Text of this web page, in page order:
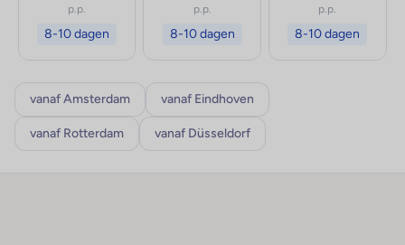
p.p.
8-10 dagen
p.p.
8-10 dagen
p.p.
8-10 dagen
vanaf Amsterdam vanaf Eindhoven
vanaf Rotterdam vanaf Düsseldorf